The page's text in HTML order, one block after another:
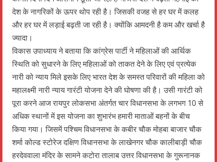
देश के नागरिकों के ऊपर थोप रही है। जिसकी वजह से हर घर में कलह
और हर घर में लड़ाई बढ़ती जा रही है। क्योंकि आमदनी है कम और खर्चा है
ज्यादा।
विकास उपाध्याय ने बताया कि कांग्रेस पार्टी ने महिलाओं की आर्थिक
स्थिति को सुधारने के लिए महिलाओं को ताकत देने के लिए एवं प्रत्येक
नारी को न्याय मिले इसके लिए भारत देश के समस्त परिवारों की महिला को
महालक्ष्मी नारी न्याय गारंटी योजना देने की घोषणा की है। उसी गारंटी को
पूरा करने आज रायपुर लोकसभा अंतर्गत चार विधानसभा के लगभग 10 से
अधिक स्थानों में इस योजना का शुभारंभ हमारी माताओं बहनों के बीच
किया गया। जिसमें पश्चिम विधानसभा के कबीर चौक मोहबा बाजार चौक
शर्मा कोल्ड स्टोरेज दक्षिण विधानसभा के लाखेनगर चौक कालीबाड़ी चौक
हरदेववाला मंदिर के सामने कटोरा तालाब उत्तर विधानसभा के गुरूनानक